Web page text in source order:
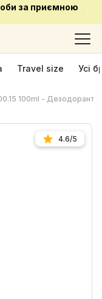
за приємною
Travel size Усі
100ml - Дезодорант
4.6/5